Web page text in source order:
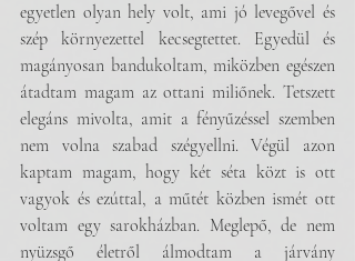
egyetlen olyan hely volt, ami jó levegővel és
szép környezettel kecsegtettet. Egyedül és
magányosan bandukoltam, miközben egészen
átadtam magam az ottani miliőnek. Tetszett
elegáns mivolta, amit a fényűzéssel szemben
nem volna szabad szégyellni. Végül azon
kaptam magam, hogy két séta közt is ott
vagyok és ezúttal, a műtét közben ismét ott
voltam egy sarokházban. Meglepő, de nem
nyüzsgő életről álmodtam a járvány